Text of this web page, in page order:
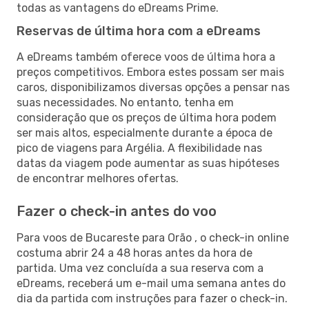
todas as vantagens do eDreams Prime.
Reservas de última hora com a eDreams
A eDreams também oferece voos de última hora a
preços competitivos. Embora estes possam ser mais
caros, disponibilizamos diversas opções a pensar nas
suas necessidades. No entanto, tenha em
consideração que os preços de última hora podem
ser mais altos, especialmente durante a época de
pico de viagens para Argélia. A flexibilidade nas
datas da viagem pode aumentar as suas hipóteses
de encontrar melhores ofertas.
Fazer o check-in antes do voo
Para voos de Bucareste para Orão , o check-in online
costuma abrir 24 a 48 horas antes da hora de
partida. Uma vez concluída a sua reserva com a
eDreams, receberá um e-mail uma semana antes do
dia da partida com instruções para fazer o check-in.